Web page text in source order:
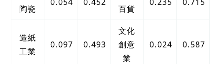
陶瓷
百貨
造紙
工業
0.097 0.493
文化
創意
業
0.024 0.587